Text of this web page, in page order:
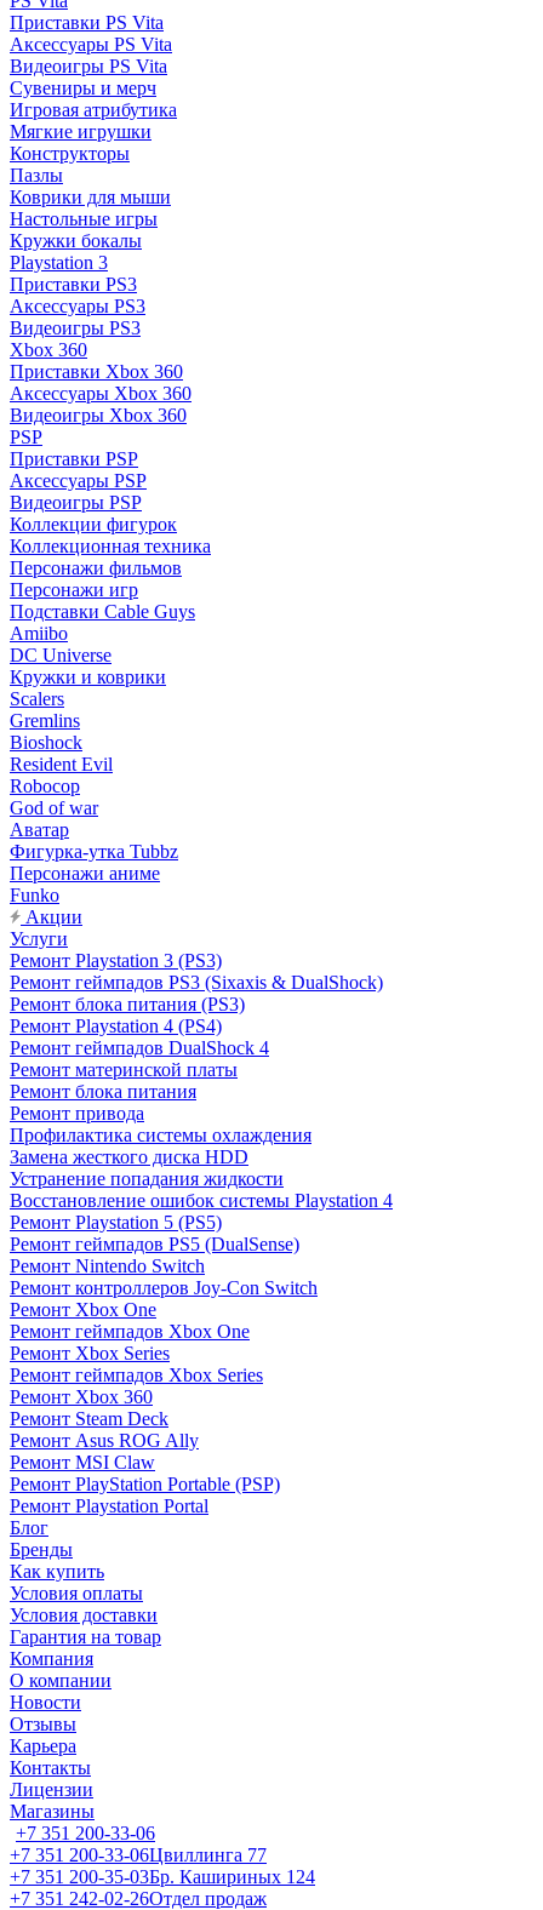
Приставки PS Vita
Аксессуары PS Vita
Видеоигры PS Vita
Сувениры и мерч
Игровая атрибутика
Мягкие игрушки
Конструкторы
Пазлы
Коврики для мыши
Настольные игры
Кружки бокалы
Playstation 3
Приставки PS3
Аксессуары PS3
Видеоигры PS3
Xbox 360
Приставки Xbox 360
Аксессуары Xbox 360
Видеоигры Xbox 360
PSP
Приставки PSP
Аксессуары PSP
Видеоигры PSP
Коллекции фигурок
Коллекционная техника
Персонажи фильмов
Персонажи игр
Подставки Cable Guys
Amiibo
DC Universe
Кружки и коврики
Scalers
Gremlins
Bioshock
Resident Evil
Robocop
God of war
Аватар
Фигурка-утка Tubbz
Персонажи аниме
Funko
Акции
Услуги
Ремонт Playstation 3 (PS3)
Ремонт геймпадов PS3 (Sixaxis & DualShock)
Ремонт блока питания (PS3)
Ремонт Playstation 4 (PS4)
Ремонт геймпадов DualShock 4
Ремонт материнской платы
Ремонт блока питания
Ремонт привода
Профилактика системы охлаждения
Замена жесткого диска HDD
Устранение попадания жидкости
Восстановление ошибок системы Playstation 4
Ремонт Playstation 5 (PS5)
Ремонт геймпадов PS5 (DualSense)
Ремонт Nintendo Switch
Ремонт контроллеров Joy-Con Switch
Ремонт Xbox One
Ремонт геймпадов Xbox One
Ремонт Xbox Series
Ремонт геймпадов Xbox Series
Ремонт Xbox 360
Ремонт Steam Deck
Ремонт Asus ROG Ally
Ремонт MSI Claw
Ремонт PlayStation Portable (PSP)
Ремонт Playstation Portal
Блог
Бренды
Как купить
Условия оплаты
Условия доставки
Гарантия на товар
Компания
О компании
Новости
Отзывы
Карьера
Контакты
Лицензии
Магазины
+7 351 200-33-06
+7 351 200-33-06Цвиллинга 77
+7 351 200-35-03Бр. Кашириных 124
+7 351 242-02-26Отдел продаж